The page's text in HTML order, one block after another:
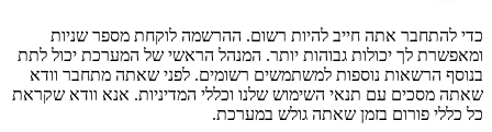
כדי להתחבר אתה חייב להיות רשום. ההרשמה לוקחת מספר שניות
ומאפשרת לך יכולות גבוהות יותר. המנהל הראשי של המערכת יכול לתת
בנוסף הרשאות נוספות למשתמשים רשומים. לפני שאתה מתחבר וודא
שאתה מסכים עם תנאי השימוש שלנו וכללי המדיניות. אנא וודא שקראת
כל כללי פורום בזמן שאתה גולש במערכת.